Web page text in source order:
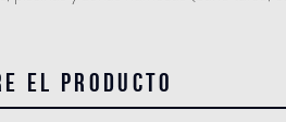
el producto